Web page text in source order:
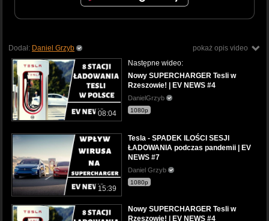
pokaż opis video
Dodał: Daniel Grzyb
08:04
Następne wideo:
Nowy SUPERCHARGER Tesli w
Rzeszowie! | EV NEWS #4
DanielGrzyb
1080p
15:39
Tesla - SPADEK ILOŚCI SESJI
ŁADOWANIA podczas pandemii | EV
NEWS #7
Daniel Grzyb
1080p
Nowy SUPERCHARGER Tesli w
Rzeszowie! | EV NEWS #4